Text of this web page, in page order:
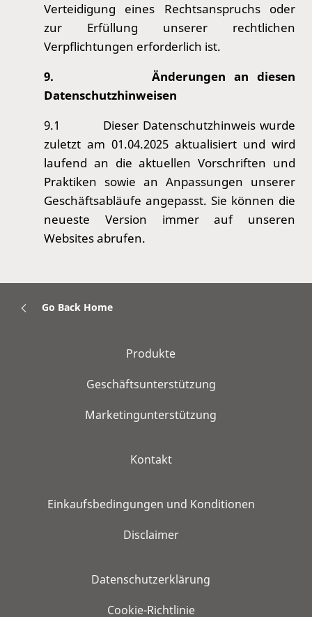
Verteidigung eines Rechtsanspruchs oder
zur Erfüllung unserer rechtlichen
Verpflichtungen erforderlich ist.
9.
Änderungen an diesen
Datenschutzhinweisen
9.1 Dieser Datenschutzhinweis wurde
zuletzt am 01.04.2025 aktualisiert und wird
laufend an die aktuellen Vorschriften und
Praktiken sowie an Anpassungen unserer
Geschäftsabläufe angepasst. Sie können die
neueste Version immer auf unseren
Websites abrufen.
Go Back Home
Produkte
Geschäftsunterstützung
Marketingunterstützung
Kontakt
Einkaufsbedingungen und Konditionen
Disclaimer
Datenschutzerklärung
Cookie-Richtlinie